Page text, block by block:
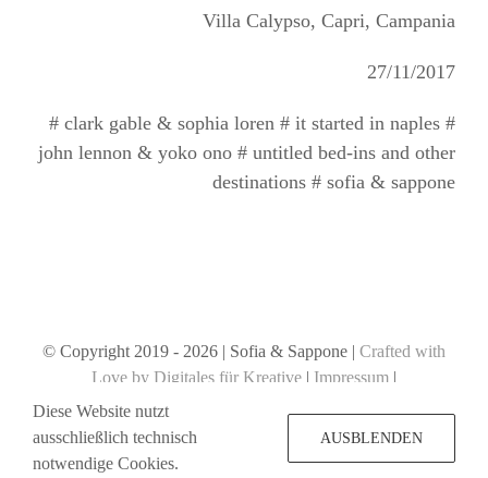
Villa Calypso, Capri, Campania
27/11/2017
# clark gable & sophia loren # it started in naples #
john lennon & yoko ono # untitled bed-ins and other
destinations # sofia & sappone
© Copyright 2019 - 2026 | Sofia & Sappone | Crafted with
Love by Digitales für Kreative | Impressum |
Diese Website nutzt
ausschließlich technisch
notwendige Cookies.
AUSBLENDEN